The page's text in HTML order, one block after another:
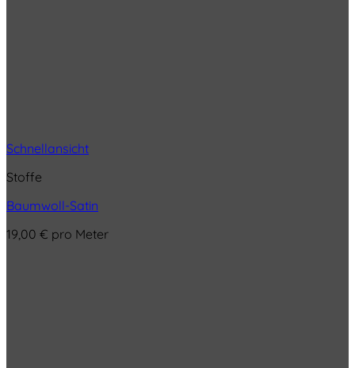
Schnellansicht
Stoffe
Baumwoll-Satin
19,00 € pro Meter